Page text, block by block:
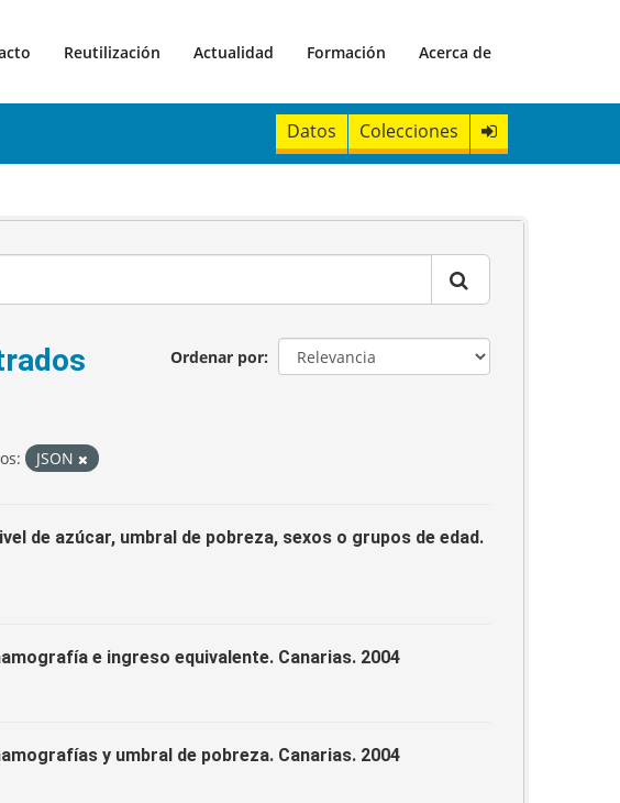
Reutilización Actualidad Formación Acerca de
Datos Colecciones
Ordenar por
JSON
de azúcar, umbral de pobreza, sexos o grupos de edad.
e ingreso equivalente. Canarias. 2004
y umbral de pobreza. Canarias. 2004